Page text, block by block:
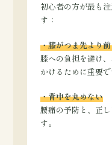
初心者の方が最も
す：
・膝がつま先より
膝への負担を避け
かけるために重要で
・背中を丸めない
腰痛の予防と、正
す。